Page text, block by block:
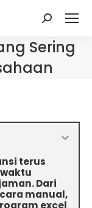
Search:
Sering
terus
Dari
manual,
excel